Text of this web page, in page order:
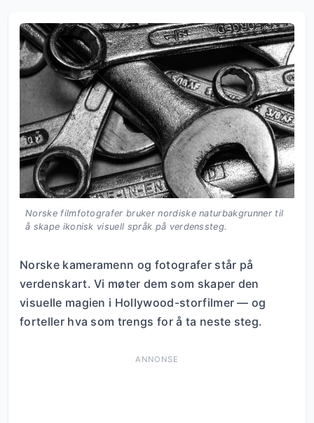
Norske filmfotografer bruker nordiske naturbakgrunner til
å skape ikonisk visuell språk på verdenssteg.
Norske kameramenn og fotografer står på
verdenskart. Vi møter dem som skaper den
visuelle magien i Hollywood-storfilmer — og
forteller hva som trengs for å ta neste steg.
ANNONSE